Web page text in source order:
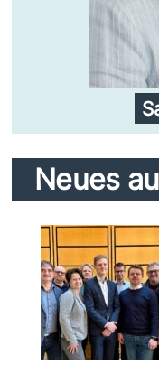
Neues